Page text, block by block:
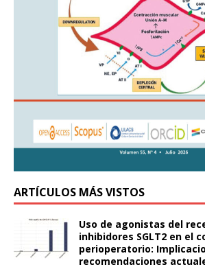
ARTÍCULOS MÁS VISTOS
Uso de agonistas del
inhibidores SGLT2 en el
perioperatorio:
recomendaciones